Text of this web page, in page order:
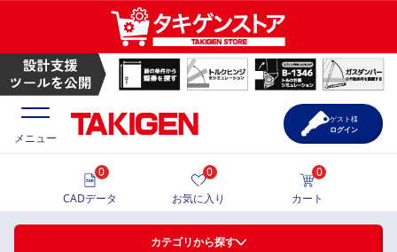
価格一覧
メニュー
カテゴリから探す
0
CADデータ
0
お気に入り
0
カート
ゲスト様
ログイン